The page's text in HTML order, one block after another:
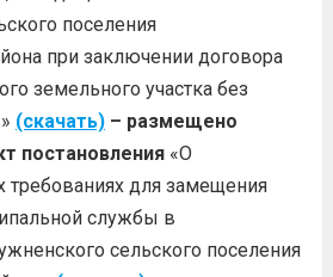
поселения
при заключении договора
земельного участка без
(скачать)– размещено
постановления«О
для замещения
службы в
сельского поселения